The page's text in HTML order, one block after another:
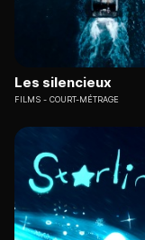
Les silencieux
FILMS COURT-MÉTRAGE